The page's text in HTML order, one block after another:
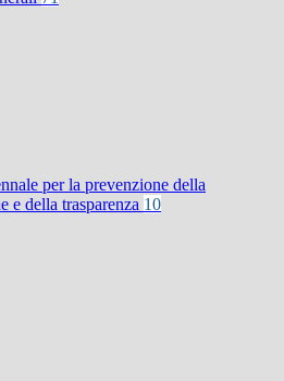
per la prevenzione della
e della trasparenza 10